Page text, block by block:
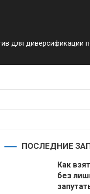
для диверсификации
ПОСЛЕДНИЕ
Как
без